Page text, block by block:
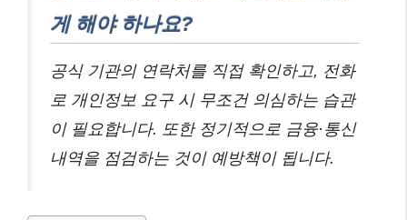
게 해야 하나요?
공식 기관의 연락처를 직접 확인하고, 전화
로 개인정보 요구 시 무조건 의심하는 습관
이 필요합니다. 또한 정기적으로 금융·통신
내역을 점검하는 것이 예방책이 됩니다.